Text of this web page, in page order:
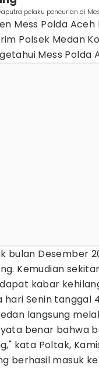
pelaku pencurian di
Mess Polda
Polsek Medan
Mess Polda
bulan Desember
Kemudian
kabar
hari Senin tanggal
langsung
benar bahwa
kata Poltak,
berhasil masuk